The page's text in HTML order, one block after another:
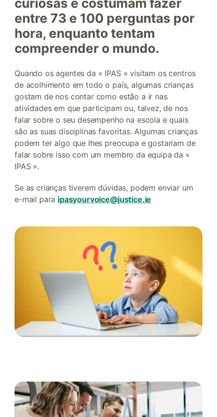
entre 73 e 100 perguntas por
hora, enquanto tentam
compreender o mundo.
Quando os agentes da « IPAS » visitam os centros
de acolhimento em todo o país, algumas crianças
gostam de nos contar como estão a ir nas
atividades em que participam ou, talvez, de nos
falar sobre o seu desempenho na escola e quais
são as suas disciplinas favoritas. Algumas crianças
podem ter algo que lhes preocupa e gostariam de
falar sobre isso com um membro da equipa da «
IPAS ».
Se as crianças tiverem dúvidas, podem enviar um
e-mail para ipasyourvoice@justice.ie